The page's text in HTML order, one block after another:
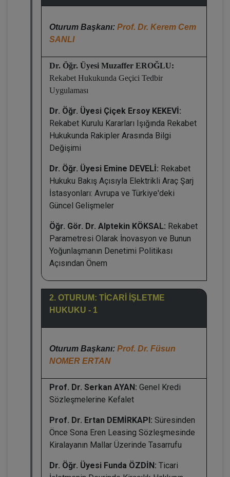
Oturum Başkanı: Prof. Dr. Kerem Cem
SANLI
Dr. Öğr. Üyesi Muzaffer EROĞLU:
Rekabet Hukukunda Geçici Tedbir
Uygulaması
Dr. Öğr. Üyesi Çiçek Ersoy KEKEVİ:
Rekabet Kurulu Kararları Işığında Rekabet
Hukukunda Rakipler Arasında Bilgi
Değişimi
Dr. Öğr. Üyesi Emine DEVELİ: Rekabet
Hukuku Bakış Açısıyla Elektrikli Araç Şarj
İstasyonları: Avrupa ve Türkiye'deki
Güncel Gelişmeler
Öğr. Gör. Dr. Alptekin KÖKSAL: Rekabet
Parametresi Olarak İnovasyon ve Bunun
Yoğunlaşmanın Denetimi Politikası
Açısından Önem
2. OTURUM: TİCARİ İŞLETME
HUKUKU - 1
Oturum Başkanı: Prof. Dr. Füsun
NOMER ERTAN
Prof. Dr. Serkan AYAN: Genel Kredi
Sözleşmelerine Kefalet
Prof. Dr. Ertan DEMİRKAPI: Süresinden
Önce Sona Eren Leasing Sözleşmesinde
Kiralayanın Mallar Üzerinde Tasarrufu
Dr. Öğr. Üyesi Funda ÖZDİN: Ticari